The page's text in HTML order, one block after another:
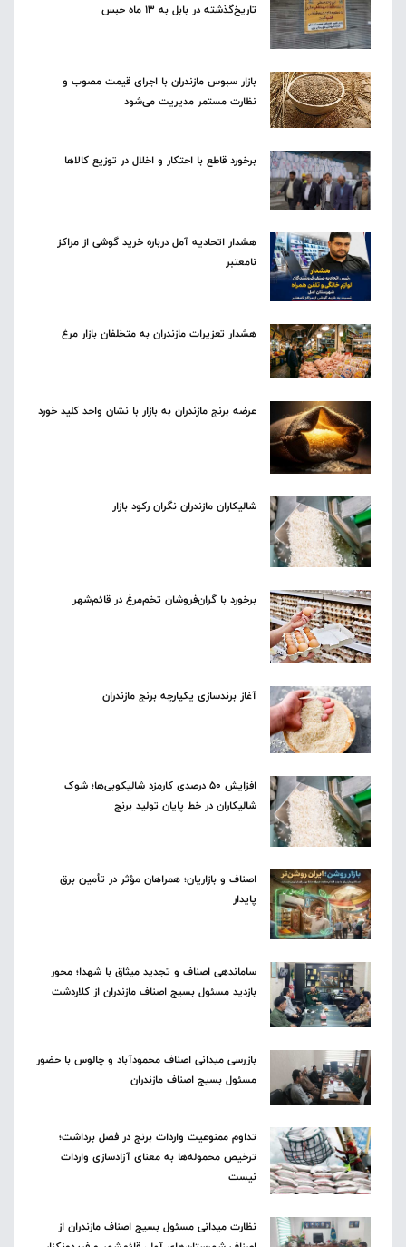
تاریخ‌گذشته در بابل به ۱۳ ماه حبس
بازار سبوس مازندران با اجرای قیمت مصوب و
نظارت مستمر مدیریت می‌شود
برخورد قاطع با احتکار و اخلال در توزیع کالاها
هشدار اتحادیه آمل درباره خرید گوشی از مراکز
نامعتبر
هشدار تعزیرات مازندران به متخلفان بازار مرغ
عرضه برنج مازندران به بازار با نشان واحد کلید خورد
شالیکاران مازندران نگران رکود بازار
برخورد با گران‌فروشان تخم‌مرغ در قائم‌شهر
آغاز برندسازی یکپارچه برنج مازندران
افزایش ۵۰ درصدی کارمزد شالیکوبی‌ها؛ شوک
شالیکاران در خط پایان تولید برنج
اصناف و بازاریان؛ همراهان مؤثر در تأمین برق
پایدار
ساماندهی اصناف و تجدید میثاق با شهدا؛ محور
بازدید مسئول بسیج اصناف مازندران از کلاردشت
بازرسی میدانی اصناف محمودآباد و چالوس با حضور
مسئول بسیج اصناف مازندران
تداوم ممنوعیت واردات برنج در فصل برداشت؛
ترخیص محموله‌ها به معنای آزادسازی واردات
نیست
نظارت میدانی مسئول بسیج اصناف مازندران از